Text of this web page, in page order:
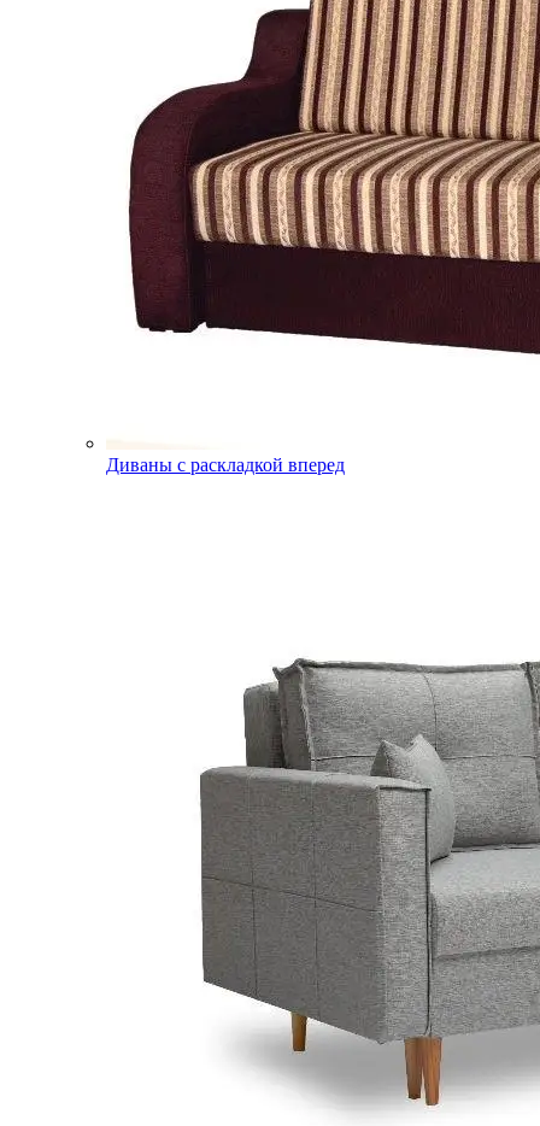
Диваны с раскладкой вперед